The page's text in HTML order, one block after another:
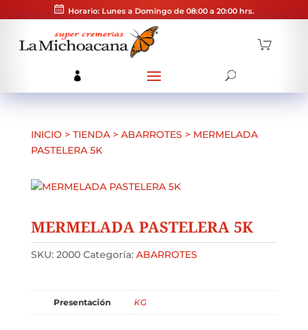
Horario: Lunes a Domingo de 08:00 a 20:00 hrs.
INICIO > TIENDA> ABARROTES > MERMELADA
PASTELERA 5K
MERMELADA PASTELERA 5K
SKU: 2000 Categoría: ABARROTES
Presentación KG